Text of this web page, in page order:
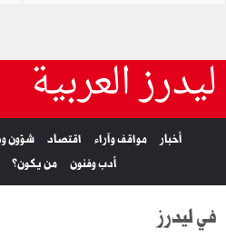
ليدرز العربية
أخبار مواقف وآراء اقتصاد شؤون
أدب وفنون
من يكون؟
في ليدرز